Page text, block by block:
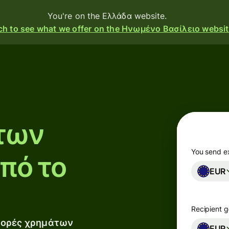
You're on the Ελλάδα website.
to see what we offer on the Ηνωμένο Βασίλειο
Issue
Multi-
το
χρημάτων
You send
EUR
Recipient